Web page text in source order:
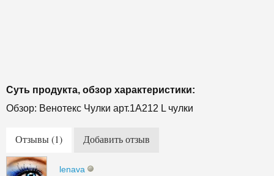
Суть продукта, обзор характеристики:
Обзор: Венотекс Чулки арт.1А212 L чулки
Отзывы (1) Добавить отзыв
lenava